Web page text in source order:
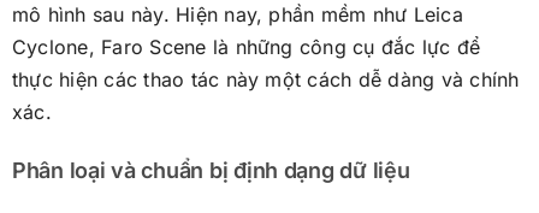
mô hình sau này. Hiện nay, phần mềm như Leica
Cyclone, Faro Scene là những công cụ đắc lực để
thực hiện các thao tác này một cách dễ dàng và chính
xác.
Phân loại và chuẩn bị định dạng dữ liệu